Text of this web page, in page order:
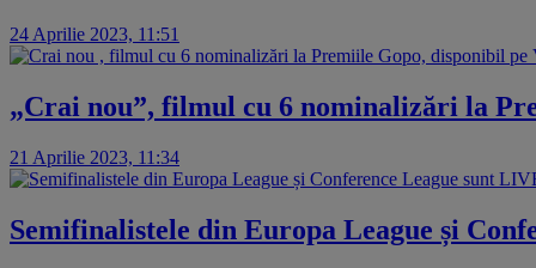
24 Aprilie 2023, 11:51
„Crai nou”, filmul cu 6 nominalizări la
21 Aprilie 2023, 11:34
Semifinalistele din Europa League și